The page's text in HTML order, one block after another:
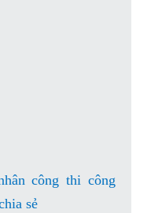
công thi công
sẻ